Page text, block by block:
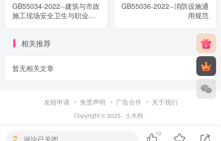
GB55034-2022--建筑与市政
施工现场安全卫生与职业健
GB55036-2022--消防设施通
用规范
相关推荐
暂无相关文章
友链申请 免责声明 广告合作 关于我们
Copyright © 2025 · 土木狗 ·
评论已关闭
10